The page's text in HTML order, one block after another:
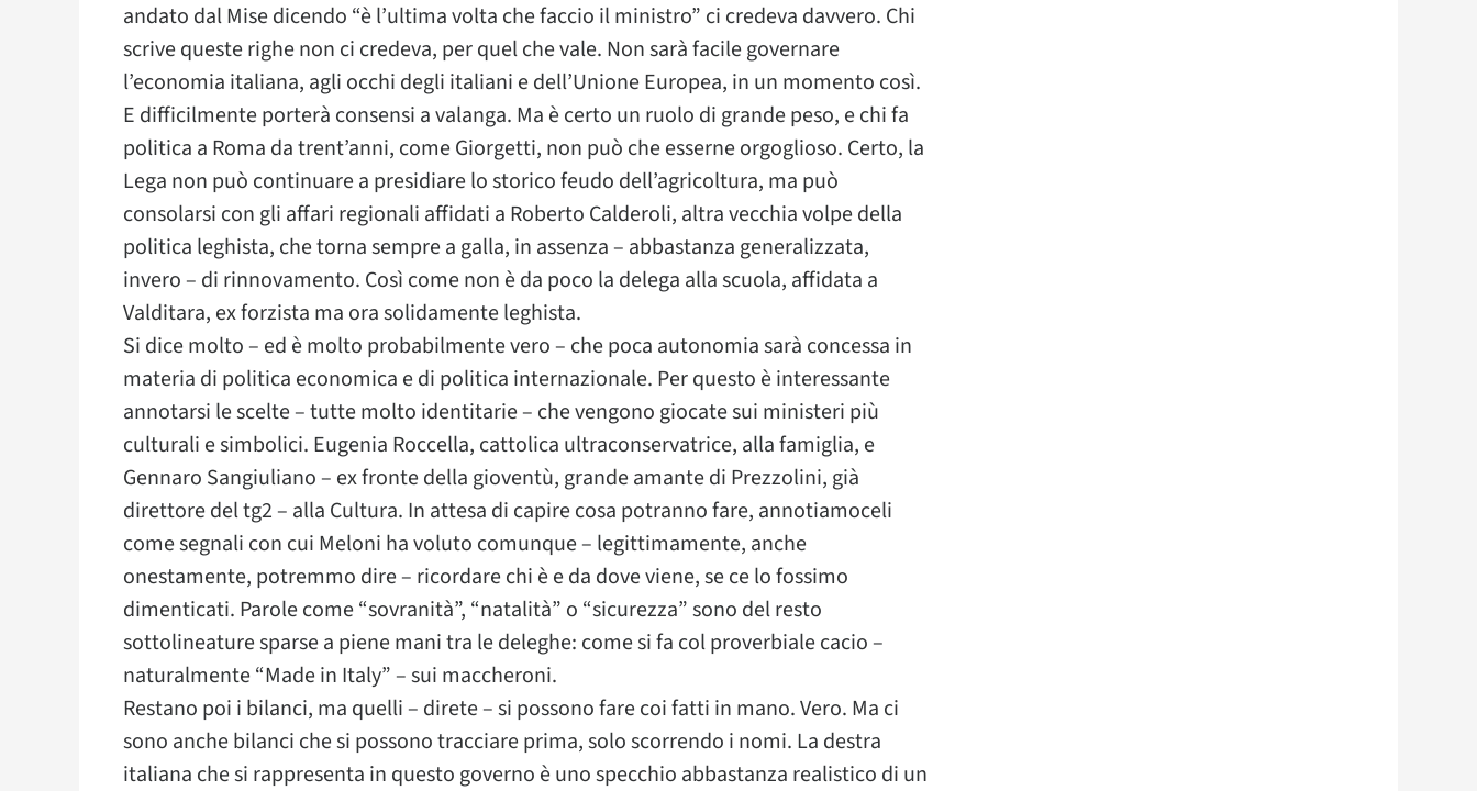
andato dal Mise dicendo “è l’ultima volta che faccio il ministro” ci credeva davvero. Chi
scrive queste righe non ci credeva, per quel che vale. Non sarà facile governare
l’economia italiana, agli occhi degli italiani e dell’Unione Europea, in un momento così.
E difficilmente porterà consensi a valanga. Ma è certo un ruolo di grande peso, e chi fa
politica a Roma da trent’anni, come Giorgetti, non può che esserne orgoglioso. Certo, la
Lega non può continuare a presidiare lo storico feudo dell’agricoltura, ma può
consolarsi con gli affari regionali affidati a Roberto Calderoli, altra vecchia volpe della
politica leghista, che torna sempre a galla, in assenza – abbastanza generalizzata,
invero – di rinnovamento. Così come non è da poco la delega alla scuola, affidata a
Valditara, ex forzista ma ora solidamente leghista.
Si dice molto – ed è molto probabilmente vero – che poca autonomia sarà concessa in
materia di politica economica e di politica internazionale. Per questo è interessante
annotarsi le scelte – tutte molto identitarie – che vengono giocate sui ministeri più
culturali e simbolici. Eugenia Roccella, cattolica ultraconservatrice, alla famiglia, e
Gennaro Sangiuliano – ex fronte della gioventù, grande amante di Prezzolini, già
direttore del tg2 – alla Cultura. In attesa di capire cosa potranno fare, annotiamoceli
come segnali con cui Meloni ha voluto comunque – legittimamente, anche
onestamente, potremmo dire – ricordare chi è e da dove viene, se ce lo fossimo
dimenticati. Parole come “sovranità”, “natalità” o “sicurezza” sono del resto
sottolineature sparse a piene mani tra le deleghe: come si fa col proverbiale cacio –
naturalmente “Made in Italy” – sui maccheroni.
Restano poi i bilanci, ma quelli – direte – si possono fare coi fatti in mano. Vero. Ma ci
sono anche bilanci che si possono tracciare prima, solo scorrendo i nomi. La destra
italiana che si rappresenta in questo governo è uno specchio abbastanza realistico di un